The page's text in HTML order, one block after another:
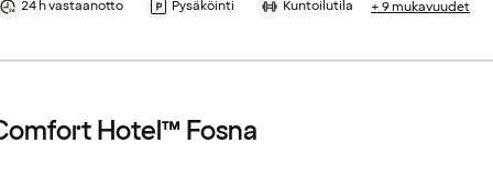
24 h vastaanotto Pysäköinti Kuntoilutila + 9 mukavuudet
Hotel™ Fosna